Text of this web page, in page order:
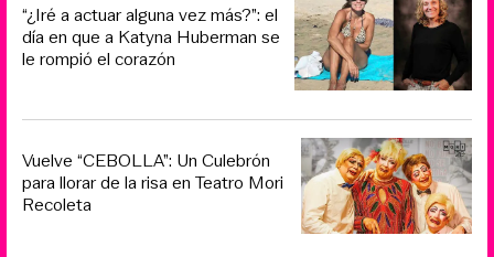
“¿Iré a actuar alguna vez más?”: el
día en que a Katyna Huberman se
le rompió el corazón
Vuelve “CEBOLLA”: Un Culebrón
para llorar de la risa en Teatro Mori
Recoleta